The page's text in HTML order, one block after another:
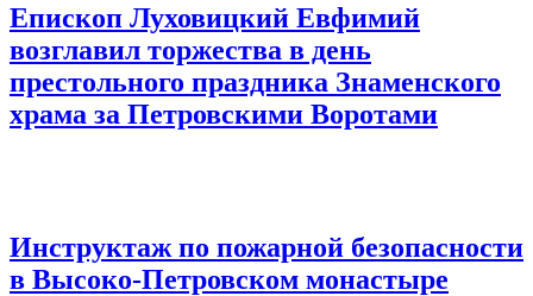
Епископ Луховицкий Евфимий
возглавил торжества в день
престольного праздника Знаменского
храма за Петровскими Воротами
Инструктаж по пожарной безопасности
в Высоко-Петровском монастыре